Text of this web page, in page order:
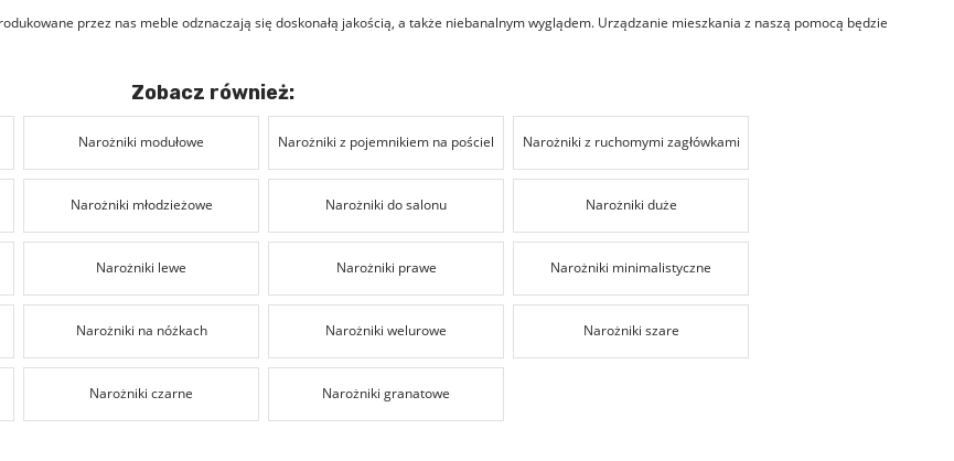
przez nas meble odznaczają się doskonałą jakością, a także niebanalnym wyglądem. Urządzanie mieszkania z naszą pomocą będzie
Zobacz również:
Narożniki modułowe Narożniki z pojemnikiem na pościel Narożniki z ruchomymi zagłówkami
Narożniki młodzieżowe Narożniki do salonu Narożniki duże
Narożniki lewe Narożniki prawe Narożniki minimalistyczne
Narożniki na nóżkach Narożniki welurowe Narożniki szare
Narożniki czarne Narożniki granatowe